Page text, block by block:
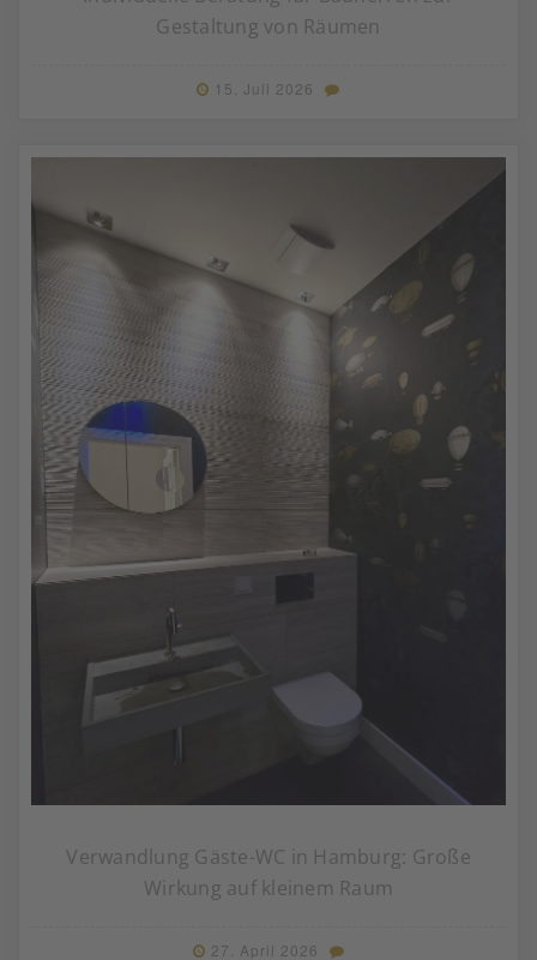
Gestaltung von Räumen
15. Juli 2026
Verwandlung Gäste-WC in Hamburg: Große
Wirkung auf kleinem Raum
27. April 2026